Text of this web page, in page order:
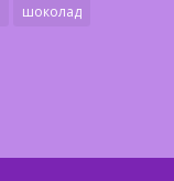
шоколад